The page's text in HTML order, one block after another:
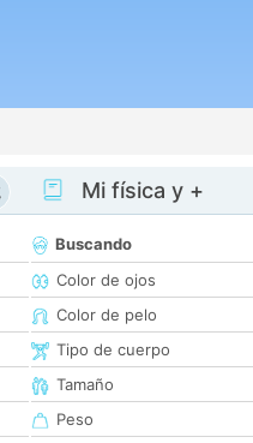
Mi física y +
Buscando
Color de ojos
Color de pelo
Tipo de cuerpo
Tamaño
Peso